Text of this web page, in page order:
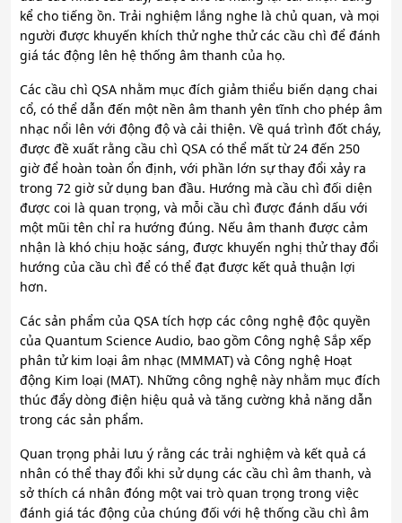
kể cho tiếng ồn. Trải nghiệm lắng nghe là chủ quan, và mọi
người được khuyến khích thử nghe thử các cầu chì để đánh
giá tác động lên hệ thống âm thanh của họ.
Các cầu chì QSA nhằm mục đích giảm thiểu biến dạng chai
cổ, có thể dẫn đến một nền âm thanh yên tĩnh cho phép âm
nhạc nổi lên với động độ và cải thiện. Về quá trình đốt cháy,
được đề xuất rằng cầu chì QSA có thể mất từ 24 đến 250
giờ để hoàn toàn ổn định, với phần lớn sự thay đổi xảy ra
trong 72 giờ sử dụng ban đầu. Hướng mà cầu chì đối diện
được coi là quan trọng, và mỗi cầu chì được đánh dấu với
một mũi tên chỉ ra hướng đúng. Nếu âm thanh được cảm
nhận là khó chịu hoặc sáng, được khuyến nghị thử thay đổi
hướng của cầu chì để có thể đạt được kết quả thuận lợi
hơn.
Các sản phẩm của QSA tích hợp các công nghệ độc quyền
của Quantum Science Audio, bao gồm Công nghệ Sắp xếp
phân tử kim loại âm nhạc (MMMAT) và Công nghệ Hoạt
động Kim loại (MAT). Những công nghệ này nhằm mục đích
thúc đẩy dòng điện hiệu quả và tăng cường khả năng dẫn
trong các sản phẩm.
Quan trọng phải lưu ý rằng các trải nghiệm và kết quả cá
nhân có thể thay đổi khi sử dụng các cầu chì âm thanh, và
sở thích cá nhân đóng một vai trò quan trọng trong việc
đánh giá tác động của chúng đối với hệ thống cầu chì âm